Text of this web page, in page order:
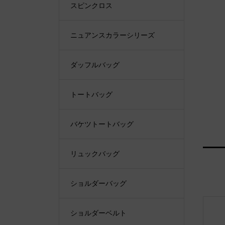
スピンクロス
ニュアンスカラーシリーズ
ダッフルバッグ
トートバッグ
バケツトートバッグ
リュックバッグ
ショルダーバッグ
ショルダーベルト